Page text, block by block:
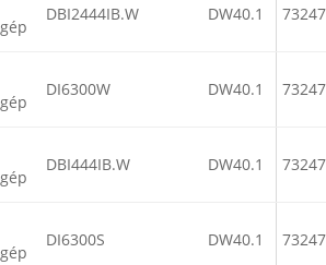
DBI2444IB.W DW40.1
DI6300W DW40.1
DBI444IB.W DW40.1
DI6300S DW40.1